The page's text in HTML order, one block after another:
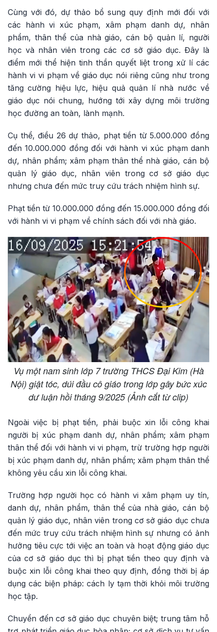
Cùng với đó, dự thảo bổ sung quy định mới đối với
các hành vi xúc phạm, xâm phạm danh dự, nhân
phẩm, thân thể của nhà giáo, cán bộ quản lí, người
học và nhân viên trong các cơ sở giáo dục. Đây là
điểm mới thể hiện tinh thần quyết liệt trong xử lí các
hành vi vi phạm về giáo dục nói riêng cũng như trong
tăng cường hiệu lực, hiệu quả quản lí nhà nước về
giáo dục nói chung, hướng tới xây dựng môi trường
học đường an toàn, lành mạnh.
Cụ thể, điều 26 dự thảo, phạt tiền từ 5.000.000 đồng
đến 10.000.000 đồng đối với hành vi xúc phạm danh
dự, nhân phẩm; xâm phạm thân thể nhà giáo, cán bộ
quản lý giáo dục, nhân viên trong cơ sở giáo dục
nhưng chưa đến mức truy cứu trách nhiệm hình sự.
Phạt tiền từ 10.000.000 đồng đến 15.000.000 đồng đối
với hành vi vi phạm về chính sách đối với nhà giáo.
Vụ một nam sinh lớp 7 trường THCS Đại Kim (Hà
Nội) giật tóc, dúi đầu cô giáo trong lớp gây bức xúc
dư luận hồi tháng 9/2025 (Ảnh cắt từ clip)
Ngoài việc bị phạt tiền, phải buộc xin lỗi công khai
người bị xúc phạm danh dự, nhân phẩm; xâm phạm
thân thể đối với hành vi vi phạm, trừ trường hợp người
bị xúc phạm danh dự, nhân phẩm; xâm phạm thân thể
không yêu cầu xin lỗi công khai.
Trường hợp người học có hành vi xâm phạm uy tín,
danh dự, nhân phẩm, thân thể của nhà giáo, cán bộ
quản lý giáo dục, nhân viên trong cơ sở giáo dục chưa
đến mức truy cứu trách nhiệm hình sự nhưng có ảnh
hưởng tiêu cực tới việc an toàn và hoạt động giáo dục
của cơ sở giáo dục thì bị phạt tiền theo quy định và
buộc xin lỗi công khai theo quy định, đồng thời bị áp
dụng các biện pháp: cách ly tạm thời khỏi môi trường
học tập.
Chuyển đến cơ sở giáo dục chuyên biệt; trung tâm hỗ